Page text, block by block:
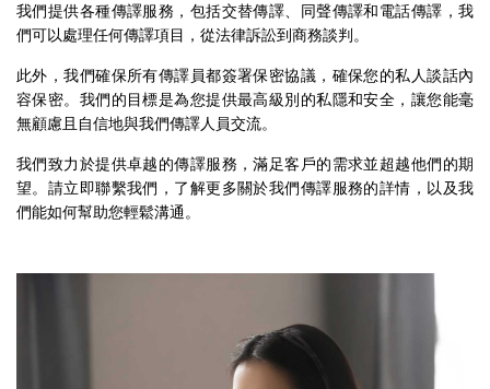
我們提供各種傳譯服務，包括交替傳譯、同聲傳譯和電話傳譯，我
們可以處理任何傳譯項目，從法律訴訟到商務談判。
此外，我們確保所有傳譯員都簽署保密協議，確保您的私人談話內
容保密。我們的目標是為您提供最高級別的私隱和安全，讓您能毫
無顧慮且自信地與我們傳譯人員交流。
我們致力於提供卓越的傳譯服務，滿足客戶的需求並超越他們的期
望。請立即聯繫我們，了解更多關於我們傳譯服務的詳情，以及我
們能如何幫助您輕鬆溝通。